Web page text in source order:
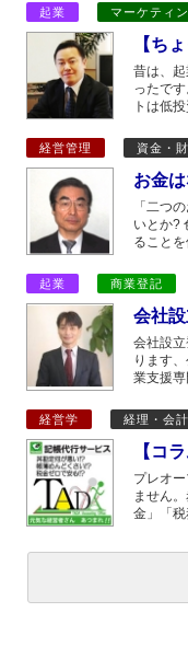
起業 マーケティ
【ち
昔は、
ったで
トは低
経営管理 資金・
お金
「二つ
いとか?
ること
起業 商業登記
会社
会社設
ります
業支援
経営学 経理・会
【コ
プレオ
ません
金」「